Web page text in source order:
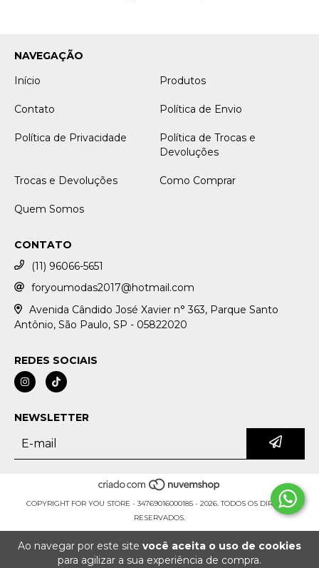
Ao navegar por este site você aceita o uso de cookies
para agilizar a sua experiência de compra.
NAVEGAÇÃO
Início
Produtos
Contato Política de Envio
Política de Privacidade
Política de Trocas e
Devoluções
Trocas e Devoluções Como Comprar
Quem Somos
CONTATO
(11) 96066-5651
foryoumodas2017@hotmail.com
Avenida Cândido José Xavier n° 363, Parque Santo
Antônio, São Paulo, SP - 05822020
REDES SOCIAIS
NEWSLETTER
COPYRIGHT FOR YOU STORE - 34769016000185 - 2026. TODOS OS DIREITOS
RESERVADOS.